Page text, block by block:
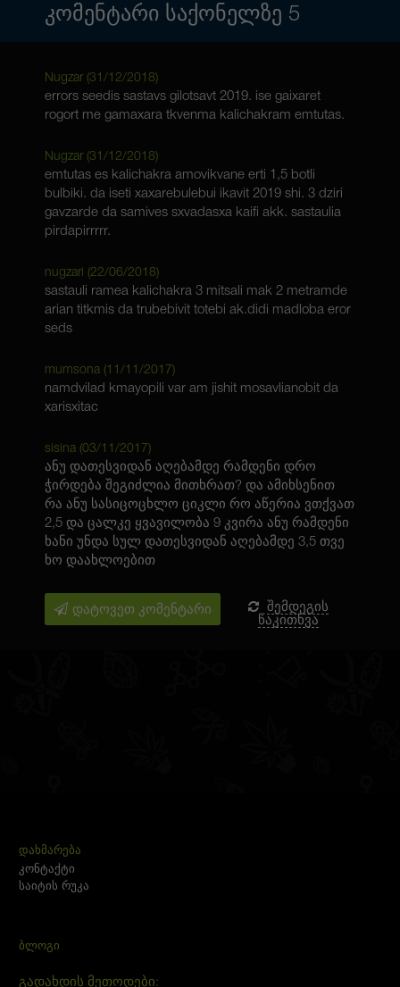
ᲙᲝᲛᲔᲜᲢᲐᲠᲘ ᲡᲐᲥᲝᲜᲔᲚᲖᲔ 5
Nugzar (31/12/2018)
errors seedis sastavs gilotsavt 2019. ise gaixaret
rogort me gamaxara tkvenma kalichakram emtutas.
Nugzar (31/12/2018)
emtutas es kalichakra amovikvane erti 1,5 botli
bulbiki. da iseti xaxarebulebui ikavit 2019 shi. 3 dziri
gavzarde da samives sxvadasxa kaifi akk. sastaulia
pirdapirrrrr.
nugzari (22/06/2018)
sastauli ramea kalichakra 3 mitsali mak 2 metramde
arian titkmis da trubebivit totebi ak.didi madloba eror
seds
mumsona (11/11/2017)
namdvilad kmayopili var am jishit mosavlianobit da
xarisxitac
sisina (03/11/2017)
ანუ დათესვიდან აღებამდე რამდენი დრო
ჭირდება შეგიძლია მითხრათ? და ამიხსენით
რა ანუ სასიცოცხლო ციკლი რო აწერია ვთქვათ
2,5 და ცალკე ყვავილობა 9 კვირა ანუ რამდენი
ხანი უნდა სულ დათესვიდან აღებამდე 3,5 თვე
ხო დაახლოებით
დატოვეთ კომენტარი
შემდეგის
წაკითხვა
ᲓᲐᲮᲛᲐᲠᲔᲑᲐ
კონტაქტი
საიტის რუკა
ᲑᲚᲝᲒᲘ
გადახდის მეთოდები: